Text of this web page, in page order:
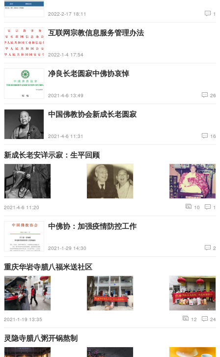
2022-2-17 18:11 1
互联网宗教信息服务管理办法
2022-1-4 17:54
净良长老圆寂中佛协哀悼
2021-4-6 13:49 26
中国佛教协会新成长老圆寂
2021-4-6 11:31 16
新成长老安详示寂：生平回顾
2021-4-6 11:20 1
10
中佛协：加强疫情防控工作
2021-1-29 14:30 2
重庆华岩寺腊八福米送社区
2021-1-19 13:35 24
12
灵隐寺腊八粥开锅熬制